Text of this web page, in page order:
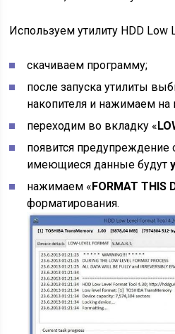
Используем утилиту HDD Low
скачиваем программу;
после запуска утилиты
накопителя и нажимаем на
переходим во вкладку «
появится предупреждение
имеющиеся данные будут
нажимаем « FORMAT THIS
форматирования.